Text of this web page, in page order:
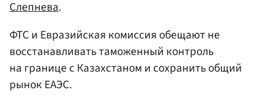
Слепнева.
ФТС и Евразийская комиссия обещают не
восстанавливать таможенный контроль
на границе с Казахстаном и сохранить общий
рынок ЕАЭС.